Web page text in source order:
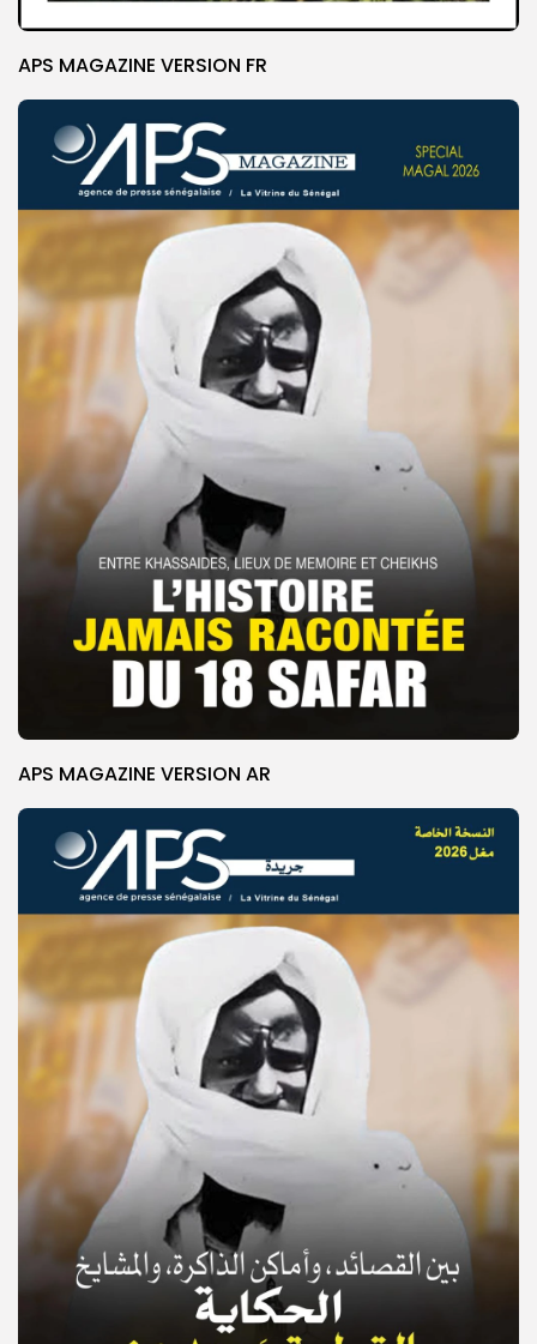
© Copyright 2025, APS
APS MAGAZINE VERSION FR
APS MAGAZINE VERSION AR